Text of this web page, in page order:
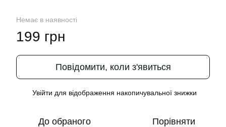
Немає в наявності
199 грн
Повідомити, коли з'явиться
Увійти для відображення накопичувальної знижки
До обраного Порівняти